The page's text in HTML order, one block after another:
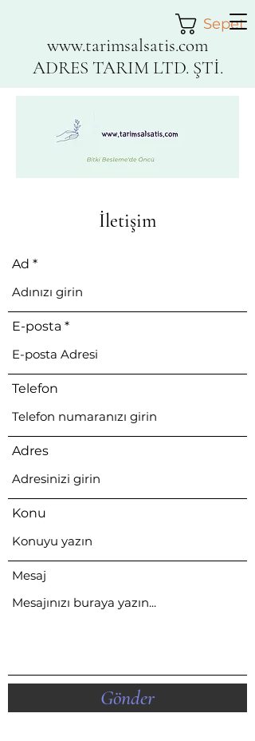
Sepet
www.tarimsalsatis.com
ADRES TARIM LTD. ŞTİ.
İletişim
Ad
E-posta
Telefon
Adres
Konu
Mesaj
Gönder